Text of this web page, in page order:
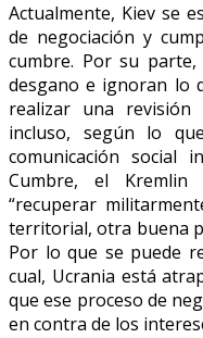
Actualmente, Kiev se
de negociación y
cumbre. Por su
desgano e ignoran lo
realizar una revisión
incluso, según lo
comunicación social
Cumbre, el
“recuperar
territorial, otra buena
Por lo que se puede
cual, Ucrania está
que ese proceso de
en contra de los